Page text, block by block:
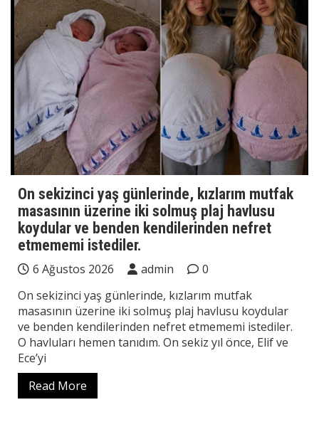
On sekizinci yaş günlerinde, kızlarım mutfak
masasının üzerine iki solmuş plaj havlusu
koydular ve benden kendilerinden nefret
etmememi istediler.
6 Ağustos 2026 admin
0
On sekizinci yaş günlerinde, kızlarım mutfak
masasının üzerine iki solmuş plaj havlusu koydular
ve benden kendilerinden nefret etmememi istediler.
O havluları hemen tanıdım. On sekiz yıl önce, Elif ve
Ece’yi
Read More